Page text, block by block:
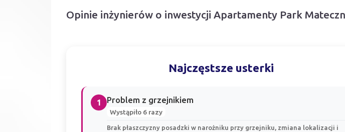
Opinie inżynierów o inwestycji Apartamenty Park
Najczęstsze usterki
1 Problem z grzejnikiem
Wystąpiło 6 razy
Brak płaszczyzny posadzki w narożniku przy grzejniku, zmiana lokalizacji i